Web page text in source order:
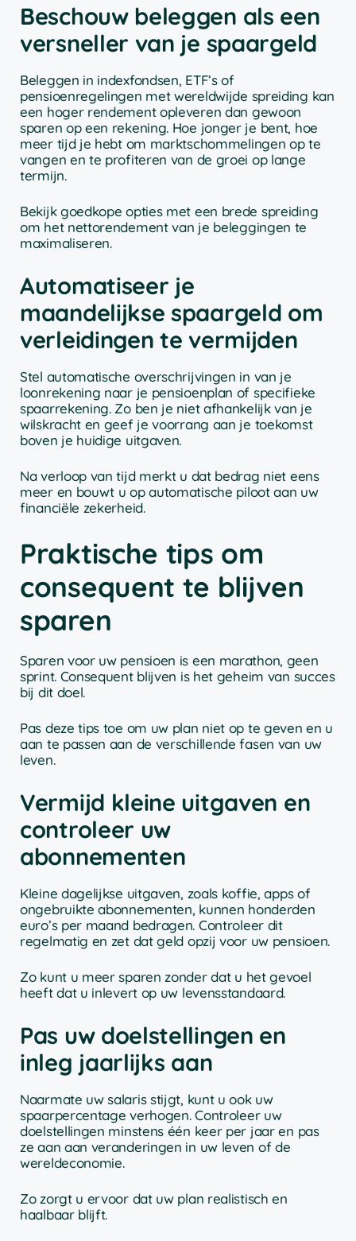
Beschouw beleggen als een
versneller van je spaargeld
Beleggen in indexfondsen, ETF’s of
pensioenregelingen met wereldwijde spreiding kan
een hoger rendement opleveren dan gewoon
sparen op een rekening. Hoe jonger je bent, hoe
meer tijd je hebt om marktschommelingen op te
vangen en te profiteren van de groei op lange
termijn.
Bekijk goedkope opties met een brede spreiding
om het nettorendement van je beleggingen te
maximaliseren.
Automatiseer je
maandelijkse spaargeld om
verleidingen te vermijden
Stel automatische overschrijvingen in van je
loonrekening naar je pensioenplan of specifieke
spaarrekening. Zo ben je niet afhankelijk van je
wilskracht en geef je voorrang aan je toekomst
boven je huidige uitgaven.
Na verloop van tijd merkt u dat bedrag niet eens
meer en bouwt u op automatische piloot aan uw
financiële zekerheid.
Praktische tips om
consequent te blijven
sparen
Sparen voor uw pensioen is een marathon, geen
sprint. Consequent blijven is het geheim van succes
bij dit doel.
Pas deze tips toe om uw plan niet op te geven en u
aan te passen aan de verschillende fasen van uw
leven.
Vermijd kleine uitgaven en
controleer uw
abonnementen
Kleine dagelijkse uitgaven, zoals koffie, apps of
ongebruikte abonnementen, kunnen honderden
euro’s per maand bedragen. Controleer dit
regelmatig en zet dat geld opzij voor uw pensioen.
Zo kunt u meer sparen zonder dat u het gevoel
heeft dat u inlevert op uw levensstandaard.
Pas uw doelstellingen en
inleg jaarlijks aan
Naarmate uw salaris stijgt, kunt u ook uw
spaarpercentage verhogen. Controleer uw
doelstellingen minstens één keer per jaar en pas
ze aan aan veranderingen in uw leven of de
wereldeconomie.
Zo zorgt u ervoor dat uw plan realistisch en
haalbaar blijft.